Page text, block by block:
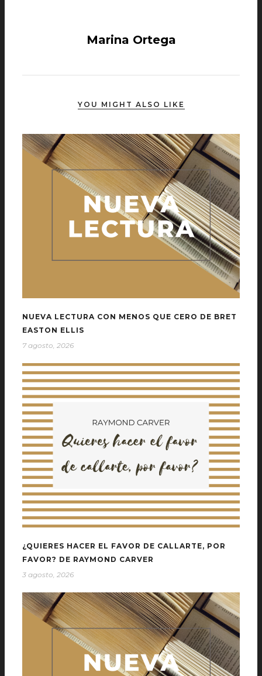
Marina Ortega
YOU MIGHT ALSO LIKE
NUEVA LECTURA CON MENOS QUE CERO DE BRET
EASTON ELLIS
7 agosto, 2026
¿QUIERES HACER EL FAVOR DE CALLARTE, POR
FAVOR? DE RAYMOND CARVER
3 agosto, 2026